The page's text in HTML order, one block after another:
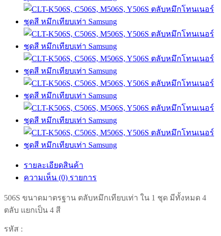
รายละเอียดสินค้า
ความเห็น (0) รายการ
506S ขนาดมาตรฐาน ตลับหมึกเทียบเท่า ใน 1 ชุด มีทั้งหมด 4
ตลับ แยกเป็น 4 สี
รหัส :